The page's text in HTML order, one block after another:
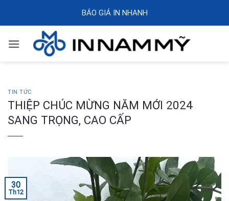
BÁO GIÁ IN NHANH
TIN TỨC
THIỆP CHÚC MỪNG NĂM MỚI 2024
SANG TRỌNG, CAO CẤP
30
Th12